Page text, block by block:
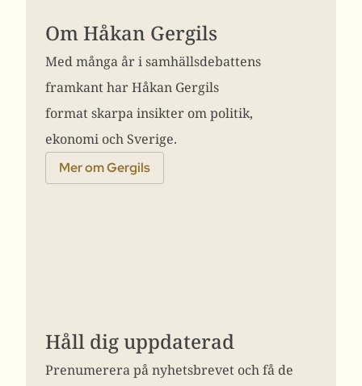
Om Håkan Gergils
Med många år i samhällsdebattens
framkant har Håkan Gergils
format skarpa insikter om politik,
ekonomi och Sverige.
Mer om Gergils
Håll dig uppdaterad
Prenumerera på nyhetsbrevet och få de